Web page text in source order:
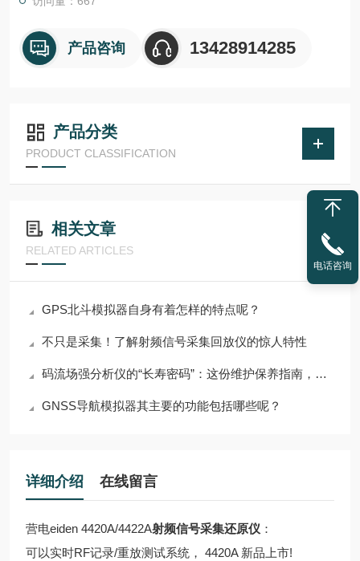
产品咨询 13428914285
产品分类
PRODUCT CLASSIFICATION
相关文章
RELATED ARTICLES
GPS北斗模拟器自身有着怎样的特点呢？
不只是采集！了解射频信号采集回放仪的惊人特性
码流场强分析仪的“长寿密码”：这份维护保养指南，藏着关键细节！
GNSS导航模拟器其主要的功能包括哪些呢？
详细介绍 在线留言
营电eiden 4420A/4422A射频信号采集还原仪 ：
可以实时RF记录/重放测试系统， 4420A 新品上市!
电话咨询